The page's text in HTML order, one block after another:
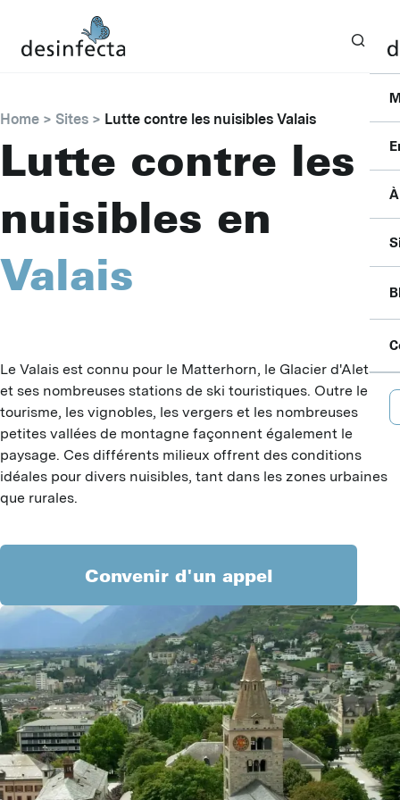
Home Sites Lutte contre les nuisibles Valais
Lutte contre les
nuisibles en
Valais
Le Valais est connu pour le Matterhorn, le Glacier d'Aletsch
et ses nombreuses stations de ski touristiques. Outre le
tourisme, les vignobles, les vergers et les nombreuses
petites vallées de montagne façonnent également le
paysage. Ces différents milieux offrent des conditions
idéales pour divers nuisibles, tant dans les zones urbaines
que rurales.
Convenir d'un appel